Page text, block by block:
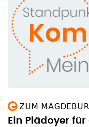
ZUM
Ein Plädoyer